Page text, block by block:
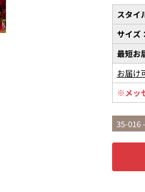
スタイ
サイズ：
最短お
お届け
※メッ
35-016